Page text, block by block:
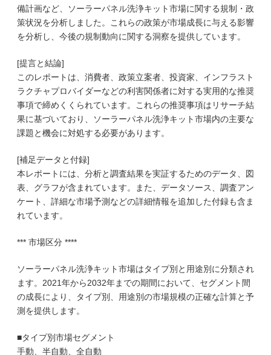
備計画など、ソーラーパネル洗浄キット市場に関する規制・政
策状況を分析しました。これらの政策が市場成長に与える影響
を分析し、今後の規制動向に関する洞察を提供しています。
[提言と結論]
このレポートは、消費者、政策立案者、投資家、インフラスト
ラクチャプロバイダーなどの利害関係者に対する実用的な推奨
事項で締めくくられています。これらの推奨事項はリサーチ結
果に基づいており、ソーラーパネル洗浄キット市場内の主要な
課題と機会に対処する必要があります。
[補足データと付録]
本レポートには、分析と調査結果を実証するためのデータ、図
表、グラフが含まれています。また、データソース、調査アン
ケート、詳細な市場予測などの詳細情報を追加した付録も含ま
れています。
*** 市場区分 ****
ソーラーパネル洗浄キット市場はタイプ別と用途別に分類され
ます。2021年から2032年までの期間において、セグメント間
の成長により、タイプ別、用途別の市場規模の正確な計算と予
測を提供します。
■タイプ別市場セグメント
手動、半自動、全自動